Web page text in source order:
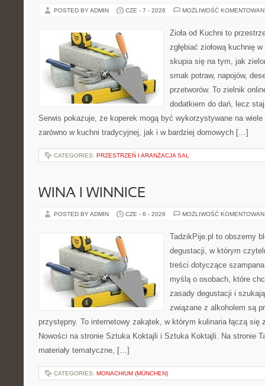
POSTED BY ADMIN CZE - 7 - 2026 MOŻLIWOŚĆ
Zioła od Kuchni to
zgłębiać ziołową kuchnię
skupia się na tym, jak
smak potraw, napojów,
przetworów. To zielnik
dodatkiem do dań, lecz
Serwis pokazuje, że koperek mogą być wykorzystywane na
zarówno w kuchni tradycyjnej, jak i w bardziej domowych […]
CATEGORIES: PRZESTRZEŃ I ARANŻACJA SAL
WINA I WINNICE
POSTED BY ADMIN CZE - 6 - 2026 MOŻLIWOŚĆ
TadzikPije.pl to obszerny
degustacji, w którym
treści dotyczące
myślą o osobach, które
zasady degustacji i
związane z alkoholem są
przystępny. To internetowy zakątek, w którym kulinaria łączą się
Nowości na stronie Sztuka Koktajli i Sztuka Koktajli. Na stronie
materiały tematyczne, […]
CATEGORIES: MONACHIUM (MÜNCHEN)